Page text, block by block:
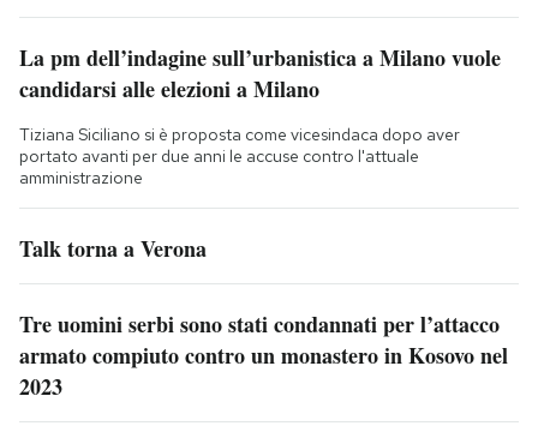
La pm dell’indagine sull’urbanistica a Milano vuole
candidarsi alle elezioni a Milano
Tiziana Siciliano si è proposta come vicesindaca dopo aver
portato avanti per due anni le accuse contro l'attuale
amministrazione
Talk torna a Verona
Tre uomini serbi sono stati condannati per l’attacco
armato compiuto contro un monastero in Kosovo nel
2023